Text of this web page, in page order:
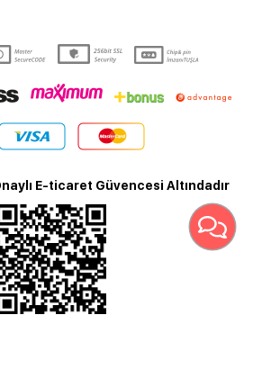
E-ticaret Güvencesi Altındadır